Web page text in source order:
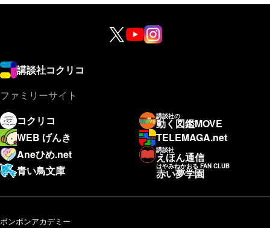
講談社コクリコ
ファミリーサイト
コクリコ
講談社の
動く図鑑MOVE
WEB げんき
TELEMAGA.net
Aneひめ.net
講談社
えほん通信
青い鳥文庫
はやみねかおる FAN CLUB
赤い夢学園
ボンボンアカデミー